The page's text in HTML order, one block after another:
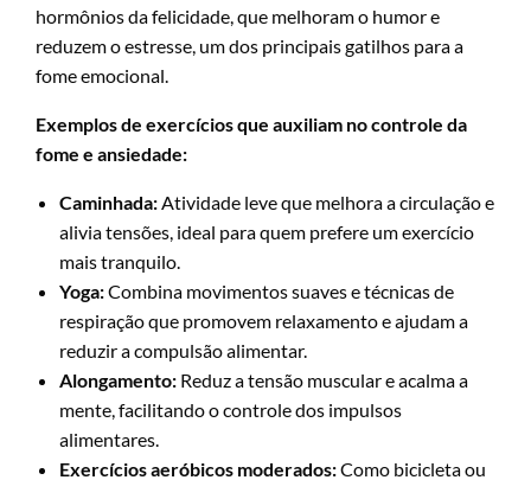
hormônios da felicidade, que melhoram o humor e
reduzem o estresse, um dos principais gatilhos para a
fome emocional.
Exemplos de exercícios que auxiliam no controle da
fome e ansiedade:
Caminhada: Atividade leve que melhora a circulação e
alivia tensões, ideal para quem prefere um exercício
mais tranquilo.
Yoga:Combina movimentos suaves e técnicas de
respiração que promovem relaxamento e ajudam a
reduzir a compulsão alimentar.
Alongamento: Reduz a tensão muscular e acalma a
mente, facilitando o controle dos impulsos
alimentares.
Exercícios aeróbicos moderados:Como bicicleta ou